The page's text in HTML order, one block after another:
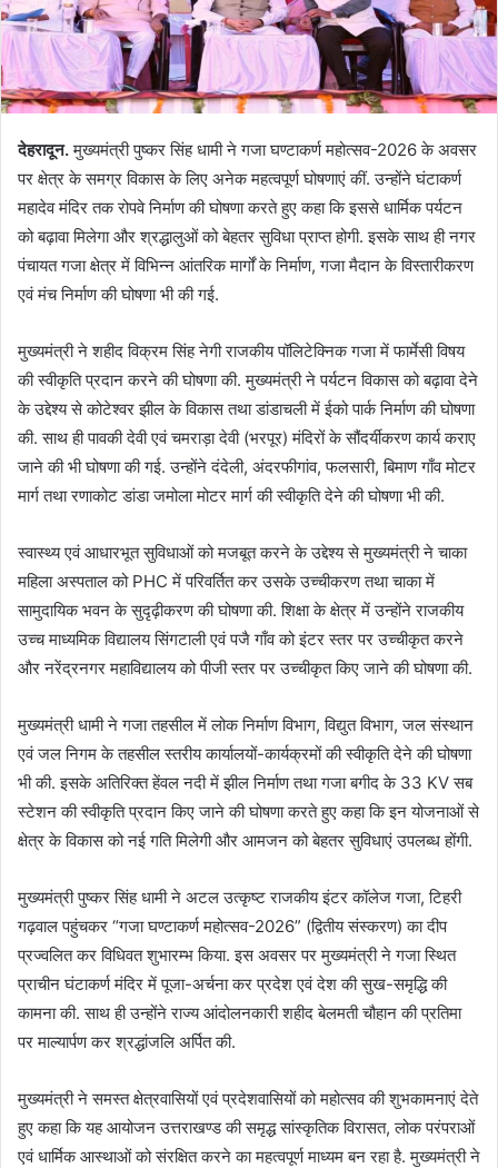
देहरादून.मुख्यमंत्री पुष्कर सिंह धामी ने गजा घण्टाकर्ण महोत्सव-2026 के अवसर
पर क्षेत्र के समग्र विकास के लिए अनेक महत्वपूर्ण घोषणाएं कीं. उन्होंने घंटाकर्ण
महादेव मंदिर तक रोपवे निर्माण की घोषणा करते हुए कहा कि इससे धार्मिक पर्यटन
को बढ़ावा मिलेगा और श्रद्धालुओं को बेहतर सुविधा प्राप्त होगी. इसके साथ ही नगर
पंचायत गजा क्षेत्र में विभिन्न आंतरिक मार्गों के निर्माण, गजा मैदान के विस्तारीकरण
एवं मंच निर्माण की घोषणा भी की गई.
मुख्यमंत्री ने शहीद विक्रम सिंह नेगी राजकीय पॉलिटेक्निक गजा में फार्मेसी विषय
की स्वीकृति प्रदान करने की घोषणा की. मुख्यमंत्री ने पर्यटन विकास को बढ़ावा देने
के उद्देश्य से कोटेश्वर झील के विकास तथा डांडाचली में ईको पार्क निर्माण की घोषणा
की. साथ ही पावकी देवी एवं चमराड़ा देवी (भरपूर) मंदिरों के सौंदर्यीकरण कार्य कराए
जाने की भी घोषणा की गई. उन्होंने दंदेली, अंदरफीगांव, फलसारी, बिमाण गाँव मोटर
मार्ग तथा रणाकोट डांडा जमोला मोटर मार्ग की स्वीकृति देने की घोषणा भी की.
स्वास्थ्य एवं आधारभूत सुविधाओं को मजबूत करने के उद्देश्य से मुख्यमंत्री ने चाका
महिला अस्पताल को PHC में परिवर्तित कर उसके उच्चीकरण तथा चाका में
सामुदायिक भवन के सुदृढ़ीकरण की घोषणा की. शिक्षा के क्षेत्र में उन्होंने राजकीय
उच्च माध्यमिक विद्यालय सिंगटाली एवं पजै गाँव को इंटर स्तर पर उच्चीकृत करने
और नरेंद्रनगर महाविद्यालय को पीजी स्तर पर उच्चीकृत किए जाने की घोषणा की.
मुख्यमंत्री धामी ने गजा तहसील में लोक निर्माण विभाग, विद्युत विभाग, जल संस्थान
एवं जल निगम के तहसील स्तरीय कार्यालयों-कार्यक्रमों की स्वीकृति देने की घोषणा
भी की. इसके अतिरिक्त हेंवल नदी में झील निर्माण तथा गजा बगीद के 33 KV सब
स्टेशन की स्वीकृति प्रदान किए जाने की घोषणा करते हुए कहा कि इन योजनाओं से
क्षेत्र के विकास को नई गति मिलेगी और आमजन को बेहतर सुविधाएं उपलब्ध होंगी.
मुख्यमंत्री पुष्कर सिंह धामी ने अटल उत्कृष्ट राजकीय इंटर कॉलेज गजा, टिहरी
गढ़वाल पहुंचकर “गजा घण्टाकर्ण महोत्सव-2026” (द्वितीय संस्करण) का दीप
प्रज्वलित कर विधिवत शुभारम्भ किया. इस अवसर पर मुख्यमंत्री ने गजा स्थित
प्राचीन घंटाकर्ण मंदिर में पूजा-अर्चना कर प्रदेश एवं देश की सुख-समृद्धि की
कामना की. साथ ही उन्होंने राज्य आंदोलनकारी शहीद बेलमती चौहान की प्रतिमा
पर माल्यार्पण कर श्रद्धांजलि अर्पित की.
मुख्यमंत्री ने समस्त क्षेत्रवासियों एवं प्रदेशवासियों को महोत्सव की शुभकामनाएं देते
हुए कहा कि यह आयोजन उत्तराखण्ड की समृद्ध सांस्कृतिक विरासत, लोक परंपराओं
एवं धार्मिक आस्थाओं को संरक्षित करने का महत्वपूर्ण माध्यम बन रहा है. मुख्यमंत्री ने